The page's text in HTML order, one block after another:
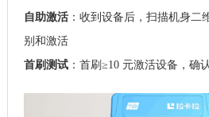
自助激活：收到设备后，扫描机身二
别和激活
首刷测试：首刷≥10 元激活设备，确